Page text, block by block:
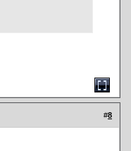
#8